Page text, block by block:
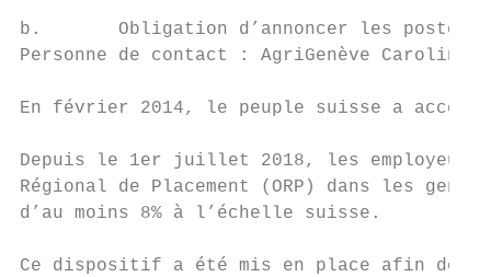
b.       Obligation d’annoncer les postes
Personne de contact : AgriGenève
En février 2014, le peuple suisse a
Depuis le 1er juillet 2018, les employeurs
Régional de Placement (ORP) dans les
d’au moins 8% à l’échelle suisse.
Ce dispositif a été mis en place afin de